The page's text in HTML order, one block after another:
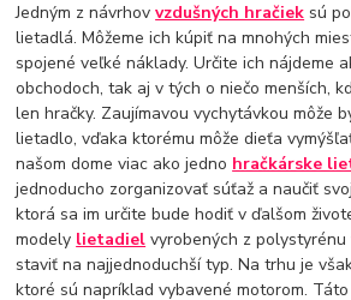
Jedným z návrhovvzdušných hračiek sú
lietadlá. Môžeme ich kúpiť na mnohých
spojené veľké náklady. Určite ich nájdeme
obchodoch, tak aj v tých o niečo menších,
len hračky. Zaujímavou vychytávkou môže
lietadlo, vďaka ktorému môže dieťa
našom dome viac ako jedno hračkárske
jednoducho zorganizovať súťaž a naučiť
ktorá sa im určite bude hodiť v ďalšom
modely lietadiel vyrobených z polystyrénu
staviť na najjednoduchší typ. Na trhu je
ktoré sú napríklad vybavené motorom.